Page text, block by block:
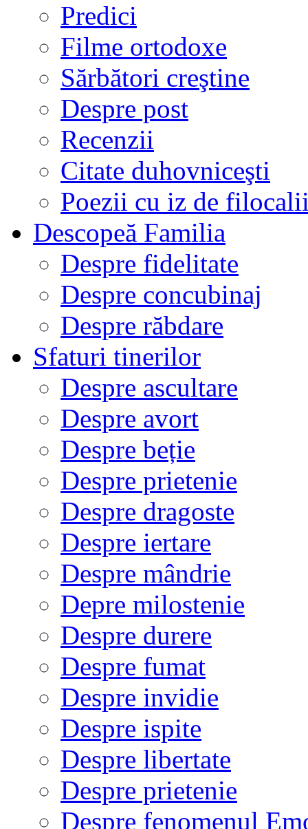
Predici
Filme ortodoxe
Sărbători creştine
Despre post
Recenzii
Citate duhovniceşti
Poezii cu iz de
Descopeă Familia
Despre fidelitate
Despre concubinaj
Despre răbdare
Sfaturi tinerilor
Despre ascultare
Despre avort
Despre beție
Despre prietenie
Despre dragoste
Despre iertare
Despre mândrie
Depre milostenie
Despre durere
Despre fumat
Despre invidie
Despre ispite
Despre libertate
Despre prietenie
Despre fenomenul